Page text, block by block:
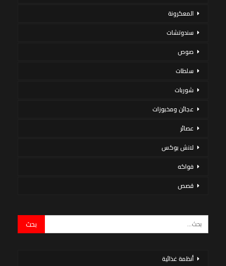
المعكرونة
سندوتشات
صوص
سلطات
شوربات
عجائن ومخبوزات
عصائر
لانش بوكس
فواكه
قصص
أنظمة غذائية